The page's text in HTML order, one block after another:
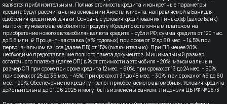
является приблизительным. Полная стоимость кредита и конкретные параметры
кредита будут рассчитаны на основании Анкеты клиента, направляемой в Банк для
одобрения кредитной заявки. Основные условия кредитования Тинькофф (далее Банк)
на покупку нового автомобиля по продукту «Кредит с остаточным платежом на
приобретение нового автомобиля» валюта кредита – рубли РФ; сумма кредита от 120 тыс.
до 5.8 млн. ₽ Процентная ставка (в % годовых) при сроке от 12 до 60 мес. – 14,5% при
первоначальном взносе (далее ПВ) от 15% (включительно). При ПВ менее 20%
необходимо предоставление полного пакета документов. Минимальный размер
остаточного платежа (далее ОП) в % от стоимости автомобиля – 20%; максимальный
размер ОП при сроке при сроке кредита 12 мес. – 60%, при сроках от 13 до 24 мес. – 50%,
при сроках от 25 до 36 мес. – 45%, при сроках от 37 до 48 мес. – 30%, при сроках от 49 до 60
мес. – 20%. Обеспечение по кредиту – залог приобретаемого автомобиля. Условия кредита
действительны до 01.06.2025 и могут быть изменены Банком. Лицензия ЦБ РФ № 2673